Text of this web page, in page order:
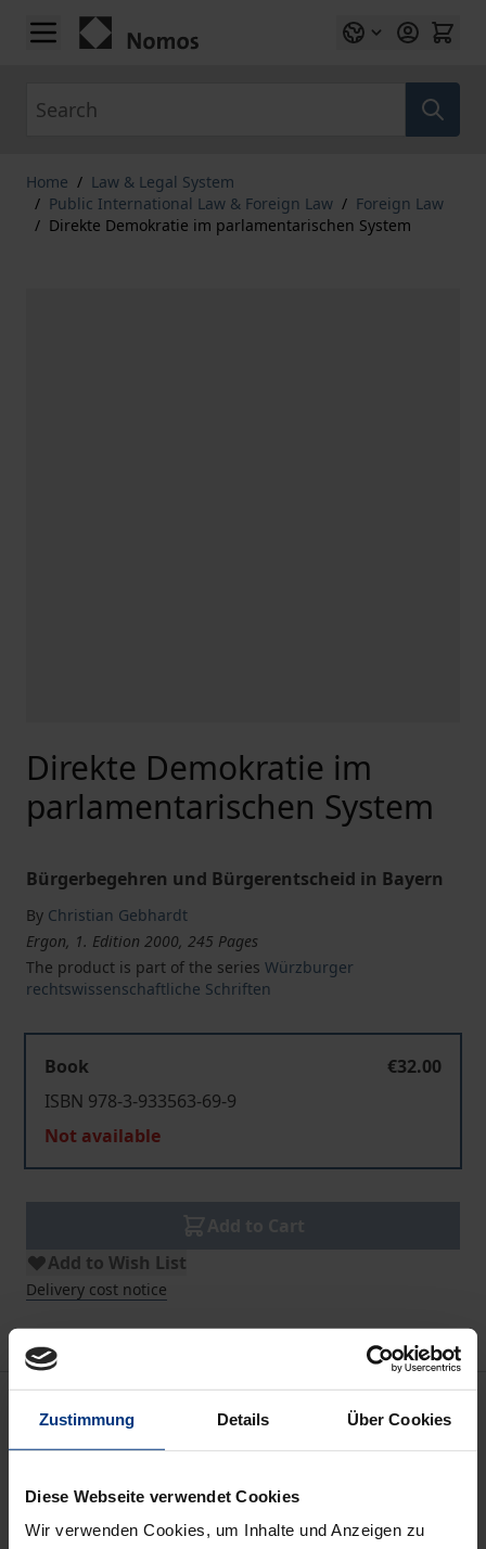
Zustimmung Details Über Cookies
Diese Webseite verwendet Cookies
Wir verwenden Cookies, um Inhalte und Anzeigen zu
Skip to Content
Home / Law & Legal System
/ Public International Law & Foreign Law / Foreign Law
/ Direkte Demokratie im parlamentarischen System
Direkte Demokratie im
parlamentarischen System
Bürgerbegehren und Bürgerentscheid in Bayern
By Christian Gebhardt
Ergon, 1. Edition 2000, 245 Pages
The product is part of the series Würzburger
rechtswissenschaftliche Schriften
Book
€32.00
ISBN 978-3-933563-69-9
Not available
Add to Wish List
Delivery cost notice
1